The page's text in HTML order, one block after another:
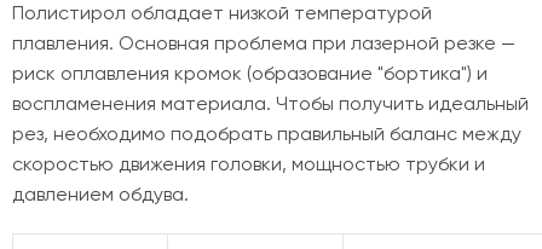
Полистирол обладает низкой температурой
плавления. Основная проблема при лазерной резке —
риск оплавления кромок (образование "бортика") и
воспламенения материала. Чтобы получить идеальный
рез, необходимо подобрать правильный баланс между
скоростью движения головки, мощностью трубки и
давлением обдува.